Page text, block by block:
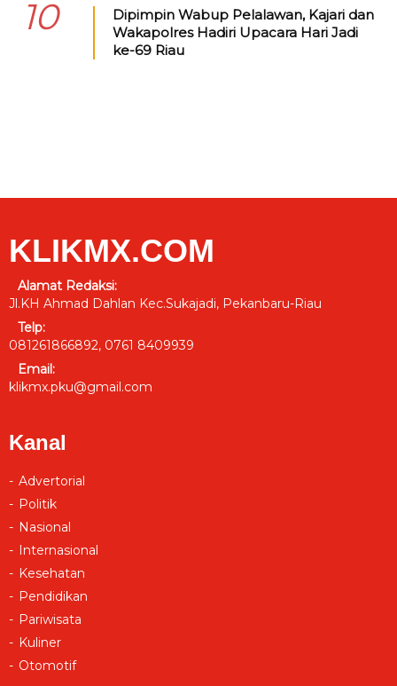
10
Dipimpin Wabup Pelalawan, Kajari dan
Wakapolres Hadiri Upacara Hari Jadi
ke-69 Riau
KLIKMX.COM
Alamat Redaksi:
Jl.KH Ahmad Dahlan Kec.Sukajadi, Pekanbaru-Riau
Telp:
081261866892, 0761 8409939
Email:
klikmx.pku@gmail.com
Kanal
Advertorial
Politik
Nasional
Internasional
Kesehatan
Pendidikan
Pariwisata
Kuliner
Otomotif